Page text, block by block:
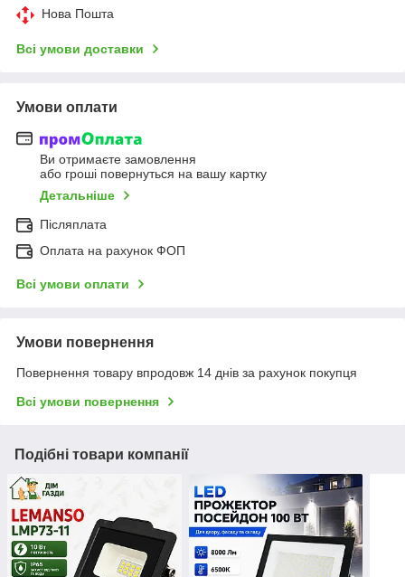
Нова Пошта
Всі умови доставки
Умови оплати
Ви отримаєте замовлення
або гроші повернуться на вашу картку
Детальніше
Післяплата
Оплата на рахунок ФОП
Всі умови оплати
Умови повернення
Повернення товару впродовж 14 днів за рахунок покупця
Всі умови повернення
Подібні товари компанії